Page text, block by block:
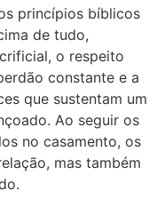
princípios bíblicos
de tudo,
o respeito
constante e a
que sustentam um
Ao seguir os
no casamento, os
mas também